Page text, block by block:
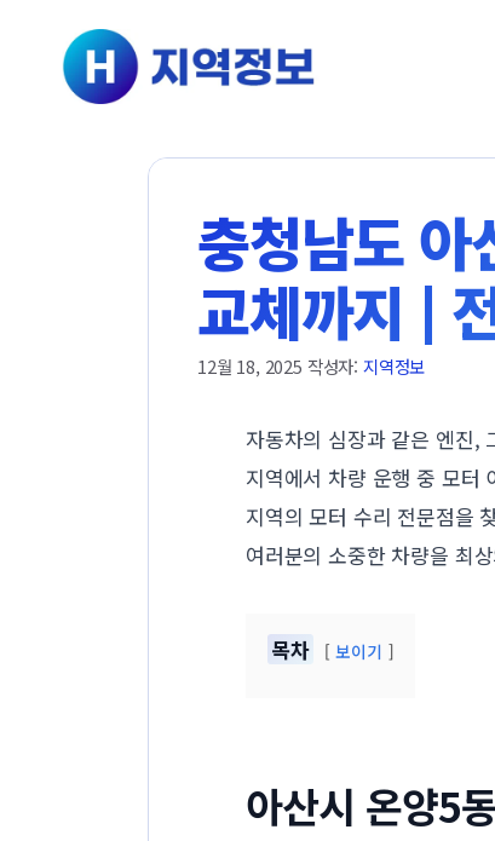
건너뛰기
충청남도
교체까지 |
12월 18, 2025 작성자: 지역정보
자동차의 심장과 같은 엔진,
지역에서 차량 운행 중 모터
지역의 모터 수리 전문점을
여러분의 소중한 차량을 최
목차 보이기
아산시 온양5